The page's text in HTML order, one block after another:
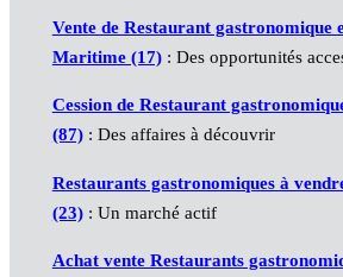
Vente de Restaurant gastronomique
Maritime (17): Des opportunités
Cession de Restaurant
(87): Des affaires à découvrir
Restaurants gastronomiques à
(23): Un marché actif
Achat vente Restaurants